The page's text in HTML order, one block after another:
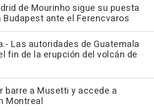
de Mourinho sigue su puesta
Budapest ante el Ferencvaros
Las autoridades de Guatemala
fin de la erupción del volcán de
barre a Musetti y accede a
Montreal